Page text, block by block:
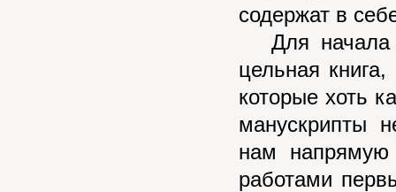
содержат в
Для начала
цельная
которые хоть
манускрипты
нам напрямую
работами